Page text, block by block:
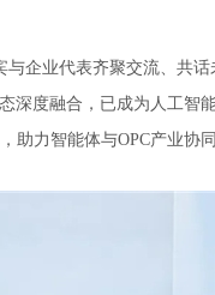
企业代表齐聚交流、共
深度融合，已成为人工智
力智能体与OPC产业协